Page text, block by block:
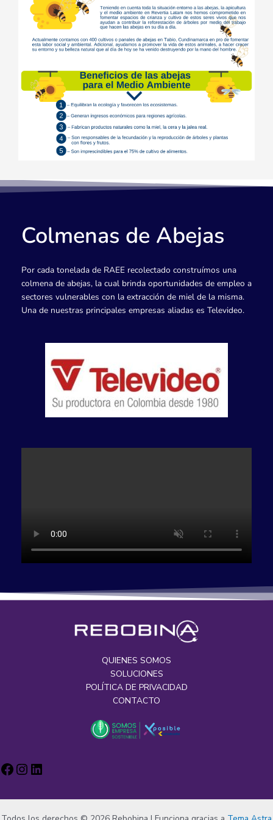
Colmenas de Abejas
Por cada tonelada de RAEE recolectado construímos una
colmena de abejas, la cual brinda oportunidades de empleo a
sectores vulnerables con la extracción de miel de la misma.
Una de nuestras principales empresas aliadas es Televideo.
QUIENES SOMOS
SOLUCIONES
POLÍTICA DE PRIVACIDAD
CONTACTO